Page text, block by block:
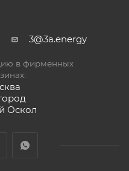
3@3a.energy
в фирменных
Оскол